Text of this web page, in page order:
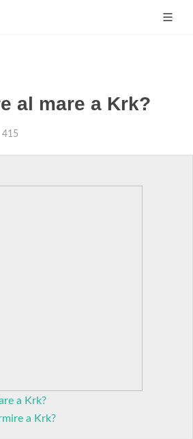
al mare a Krk?
415
a Krk?
a Krk?